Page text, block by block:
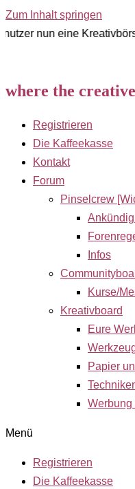
Zum Inhalt springen
eine Kreativbörse
where the
Registrieren
Die Kaffeekasse
Kontakt
Forum
Pinselcrew
Infos
Kurse/
Kreativboard
Eure
Papier
Werbung
Menü
Registrieren
Die Kaffeekasse